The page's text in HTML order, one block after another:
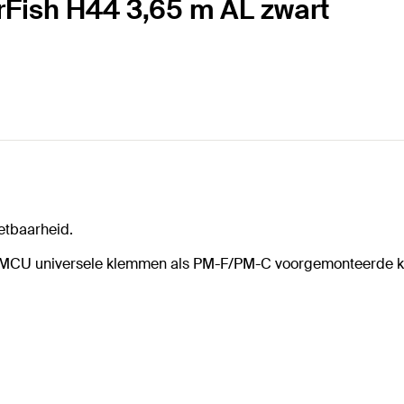
H44 3,65 m AL zwart
universele klemmen als PM-F/PM-C voorgemonteerde